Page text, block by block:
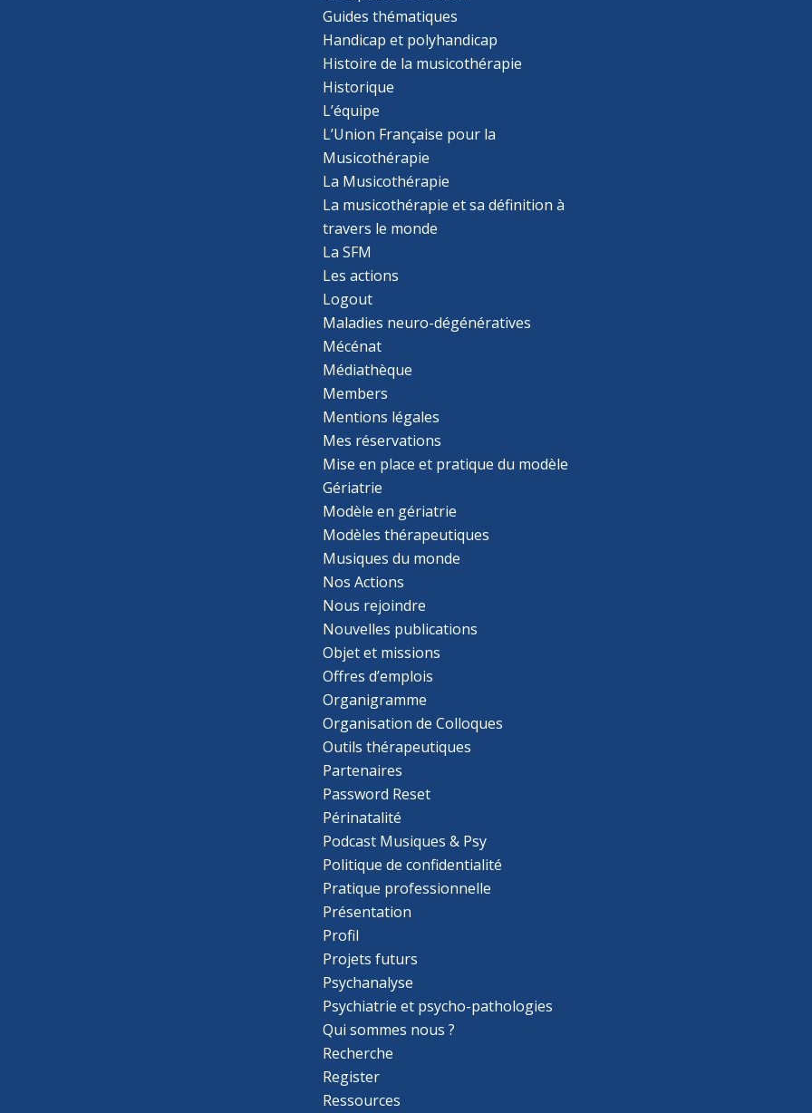
Guides thématiques
Handicap et polyhandicap
Histoire de la musicothérapie
Historique
L’équipe
L’Union Française pour la
Musicothérapie
La Musicothérapie
La musicothérapie et sa définition à
travers le monde
La SFM
Les actions
Logout
Maladies neuro-dégénératives
Mécénat
Médiathèque
Members
Mentions légales
Mes réservations
Mise en place et pratique du modèle
Gériatrie
Modèle en gériatrie
Modèles thérapeutiques
Musiques du monde
Nos Actions
Nous rejoindre
Nouvelles publications
Objet et missions
Offres d’emplois
Organigramme
Organisation de Colloques
Outils thérapeutiques
Partenaires
Password Reset
Périnatalité
Podcast Musiques & Psy
Politique de confidentialité
Pratique professionnelle
Présentation
Profil
Projets futurs
Psychanalyse
Psychiatrie et psycho-pathologies
Qui sommes nous ?
Recherche
Register
Ressources